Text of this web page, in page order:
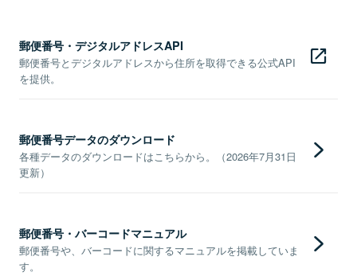
郵便番号・デジタルアドレスAPI
郵便番号とデジタルアドレスから住所を取得できる公式API
を提供。
郵便番号データのダウンロード
各種データのダウンロードはこちらから。（2026年7月31日
更新）
郵便番号・バーコードマニュアル
郵便番号や、バーコードに関するマニュアルを掲載していま
す。